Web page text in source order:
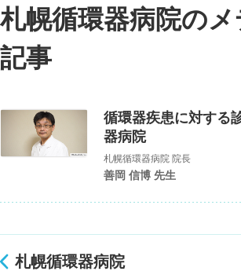
札幌循環器病院の
記事
循環器疾患に対する
器病院
札幌循環器病院 院長
善岡 信博 先生
札幌循環器病院